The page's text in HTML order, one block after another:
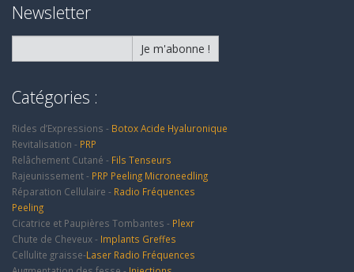
Newsletter
Catégories :
Rides d’Expressions - BotoxAcide Hyaluronique
Revitalisation - PRP
Relâchement Cutané - Fils Tenseurs
Rajeunissement - PRP Peeling Microneedling
Réparation Cellulaire - Radio Fréquences
Peeling
Cicatrice et Paupières Tombantes - Plexr
Chute de Cheveux - Implants Greffes
Cellulite graisse-Laser Radio Fréquences